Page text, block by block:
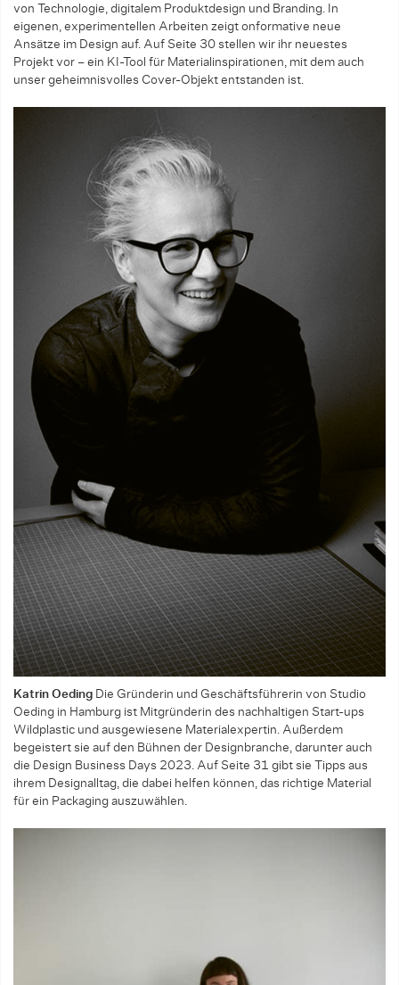
von Technologie, digitalem Produktdesign und Branding. In
eigenen, experimentellen Arbeiten zeigt onformative neue
Ansätze im Design auf. Auf Seite 30 stellen wir ihr neuestes
Projekt vor – ein KI-Tool für Materialinspira­tionen, mit dem auch
unser geheimnisvolles Cover-Objekt entstanden ist.
Katrin Oeding Die Gründerin und Geschäftsführerin von Studio
Oeding in Hamburg ist Mitgrün­derin des nachhaltigen Start-ups
Wildplastic und ausgewiesene Material­expertin. Außerdem
begeistert sie auf den Bühnen der Designbranche, darunter auch
die Design Business Days 2023. Auf Seite 31 gibt sie Tipps aus
ihrem Design­alltag, die dabei helfen können, das richtige Material
für ein Packaging auszuwählen.